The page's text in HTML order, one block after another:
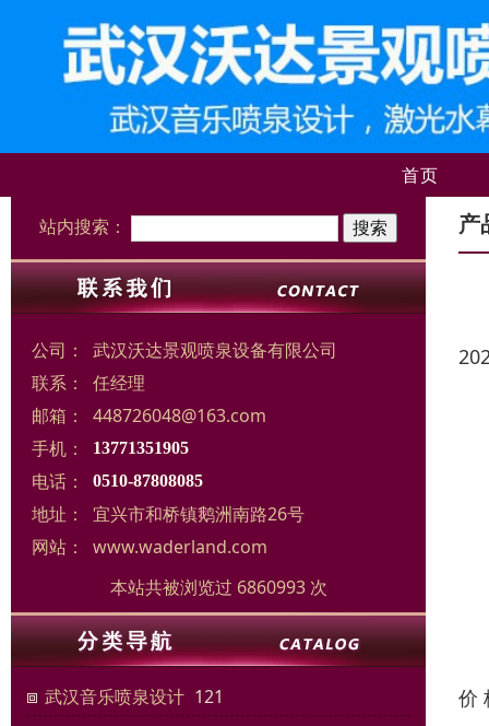
首页
站内搜索：
公司：
武汉沃达景观喷泉设备有限公司
联系：
任经理
邮箱：
448726048@163.com
手机：
13771351905
电话： 0510-87808085
地址：
宜兴市和桥镇鹅洲南路26号
网站：
www.waderland.com
本站共被浏览过 6860993 次
武汉音乐喷泉设计 121
产
价